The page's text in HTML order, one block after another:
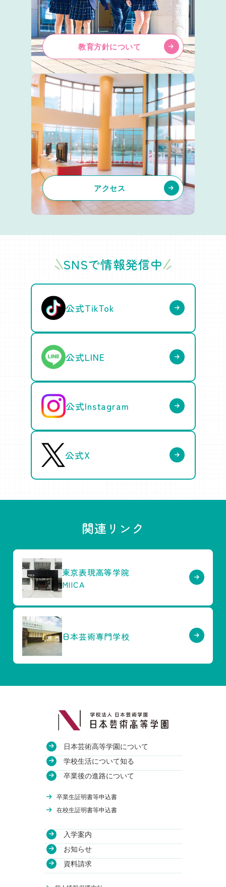
教育方針について
アクセス
SNSで情報発信中
公式TikTok
公式LINE
公式Instagram
公式X
関連リンク
東京表現高等学院
MIICA
日本芸術専門学校
日本芸術高等学園について
教育方針
沿革
関連校
学校生活について知る
授業・校舎について
年間行事について
卒業後の進路について
卒業生証明書等申込書
在校生証明書等申込書
入学案内
学費について
WEB出願
体験授業
お知らせ
資料請求